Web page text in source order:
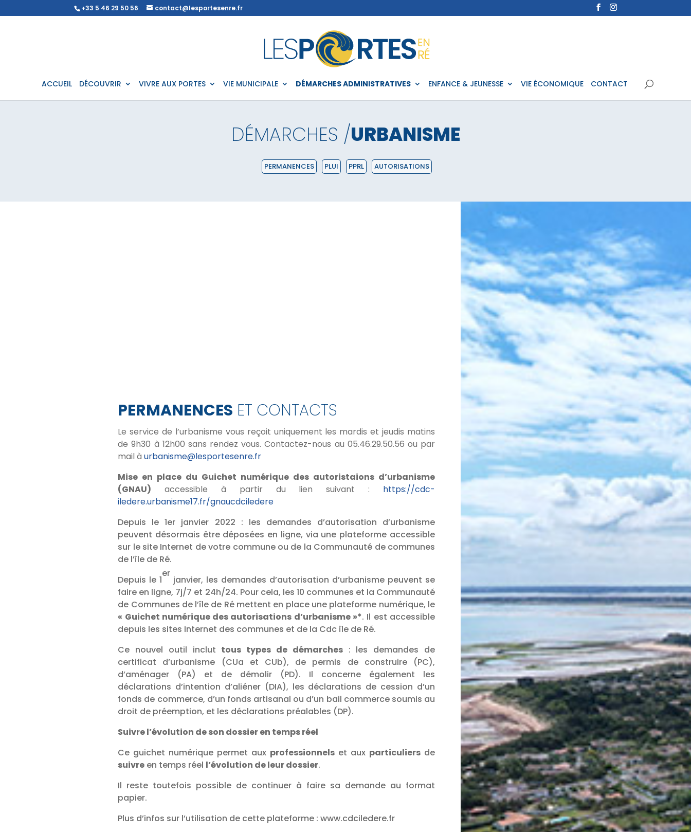
+33 5 46 29 50 56 contact@lesportesenre.fr
ACCUEIL DÉCOUVRIR VIVRE AUX PORTES VIE MUNICIPALE DÉMARCHES ADMINISTRATIVES ENFANCE & JEUNESSE VIE ÉCONOMIQUE CONTACT
DÉMARCHES /URBANISME
PERMANENCES PLUI PPRL AUTORISATIONS
PERMANENCES ET CONTACTS
Le service de l’urbanisme vous reçoit uniquement les mardis et jeudis matins
de 9h30 à 12h00 sans rendez vous. Contactez-nous au 05.46.29.50.56 ou par
mail àurbanisme@lesportesenre.fr
Mise en place du Guichet numérique des autoristaions d’urbanisme
(GNAU) accessible à partir du lien suivant : https://cdc-
iledere.urbanisme17.fr/gnaucdciledere
Depuis le 1er janvier 2022 : les demandes d’autorisation d’urbanisme
peuvent désormais être déposées en ligne, via une plateforme accessible
sur le site Internet de votre commune ou de la Communauté de communes
de l’île de Ré.
Depuis le 1
er
janvier, les demandes d’autorisation d’urbanisme peuvent se
faire en ligne, 7j/7 et 24h/24. Pour cela, les 10 communes et la Communauté
de Communes de l’île de Ré mettent en place une plateforme numérique, le
« Guichet numérique des autorisations d’urbanisme »*. Il est accessible
depuis les sites Internet des communes et de la Cdc île de Ré.
Ce nouvel outil inclut tous types de démarches: les demandes de
certificat d’urbanisme (CUa et CUb), de permis de construire (PC),
d’aménager (PA) et de démolir (PD). Il concerne également les
déclarations d’intention d’aliéner (DIA), les déclarations de cession d’un
fonds de commerce, d’un fonds artisanal ou d’un bail commerce soumis au
droit de préemption, et les déclarations préalables (DP).
Suivre l’évolution de son dossier en temps réel
Ce guichet numérique permet aux professionnels et aux particuliers de
suivre en temps réel l’évolution de leur dossier.
Il reste toutefois possible de continuer à faire sa demande au format
papier.
Plus d’infos sur l’utilisation de cette plateforme : www.cdciledere.fr